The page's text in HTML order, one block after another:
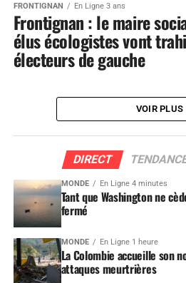
FRONTIGNAN En Ligne 3 ans
Frontignan : le maire
élus écologistes vont
électeurs de gauche
VOIR PLUS
DIRECT
MONDE En Ligne 4 minutes
Tant que Washington ne
fermé
MONDE En Ligne 1 heure
La Colombie accueille son
attaques meurtrières